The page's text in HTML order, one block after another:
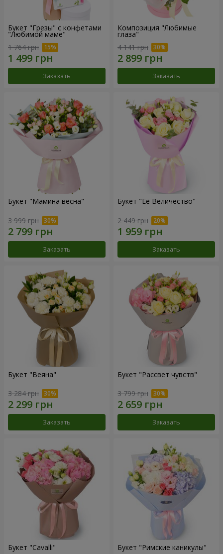
Букет "Грезы" с конфетами
"Любимой маме"
1 764 грн
Заказать
Композиция "Любимые
глаза"
4 141 грн
Заказать
Букет "Мамина весна"
3 999 грн
Заказать
Букет "Её Величество"
2 449 грн
Заказать
Букет "Веяна"
3 284 грн
Заказать
Букет "Рассвет чувств"
3 799 грн
Заказать
Букет "Cаvalli" Букет "Римские каникулы"